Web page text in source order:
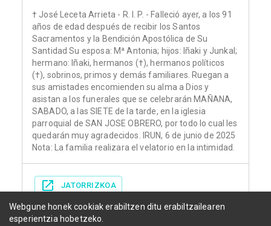
† José Leceta Arrieta - R. I. P. - Falleció ayer, a los 91
años de edad después de recibir los Santos
Sacramentos y la Bendición Apostólica de Su
Santidad Su esposa: Mª Antonia; hijos: Iñaki y Junkal;
hermano: Iñaki, hermanos (†), hermanos políticos
(†), sobrinos, primos y demás familiares. Ruegan a
sus amistades encomienden su alma a Dios y
asistan a los funerales que se celebrarán MAÑANA,
SABADO, a las SIETE de la tarde, en la iglesia
parroquial de SAN JOSE OBRERO, por todo lo cual les
quedarán muy agradecidos. IRUN, 6 de junio de 2025
Nota: La familia realizara el velatorio en la intimidad.
JATORRIZKOA
Webgune honek cookiak erabiltzen ditu erabiltzailearen
esperientzia hobetzeko.